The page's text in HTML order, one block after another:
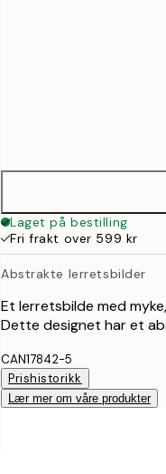
Laget på bestilling
Fri frakt over 599 kr
Abstrakte lerretsbilder
Et lerretsbilde med
Dette designet har et
CAN17842-5
Prishistorikk
Lær mer om våre produkter